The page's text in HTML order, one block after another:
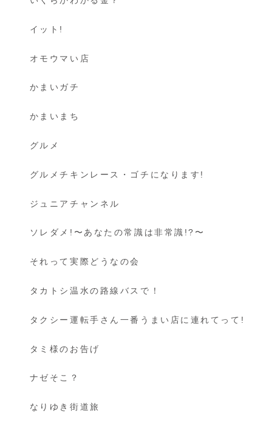
イット!
オモウマい店
かまいガチ
かまいまち
グルメ
グルメチキンレース・ゴチになります!
ジュニアチャンネル
ソレダメ!〜あなたの常識は非常識!?〜
それって実際どうなの会
タカトシ温水の路線バスで！
タクシー運転手さん一番うまい店に連れてって!
タミ様のお告げ
ナゼそこ？
なりゆき街道旅